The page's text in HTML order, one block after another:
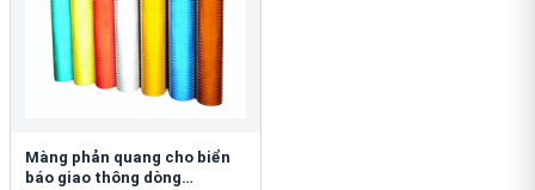
Màng phản quang cho biển
báo giao thông dòng